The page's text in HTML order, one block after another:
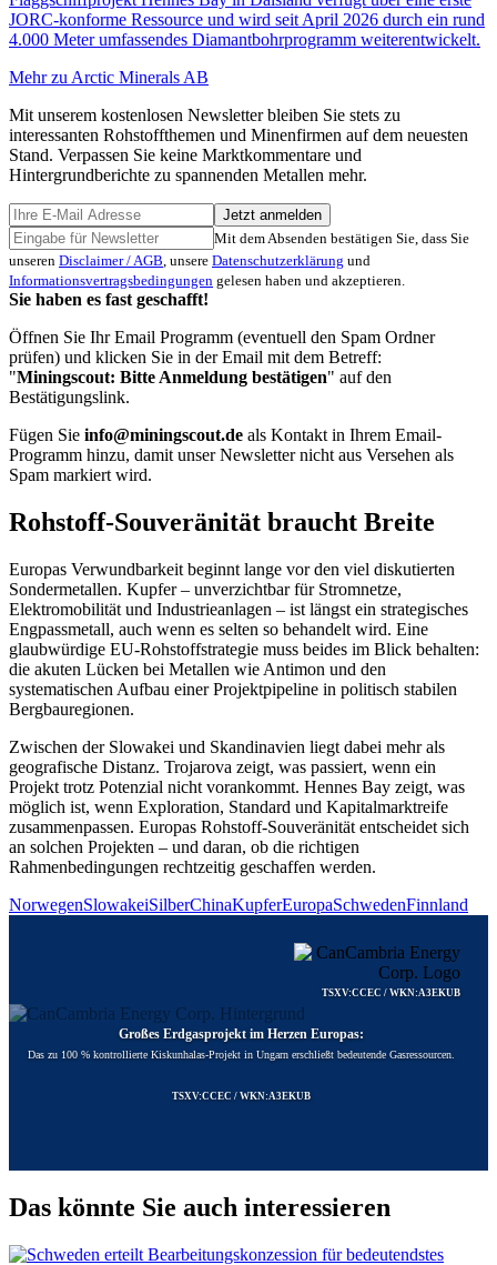
JORC-konforme Ressource und wird seit April 2026 durch ein rund
4.000 Meter umfassendes Diamantbohrprogramm weiterentwickelt.
Mehr zu Arctic Minerals AB
Mit unserem kostenlosen Newsletter bleiben Sie stets zu
interessanten Rohstoffthemen und Minenfirmen auf dem neuesten
Stand. Verpassen Sie keine Marktkommentare und
Hintergrundberichte zu spannenden Metallen mehr.
Jetzt anmelden
Mit dem Absenden bestätigen Sie, dass Sie
unseren Disclaimer / AGB, unsere Datenschutzerklärung und
Informationsvertragsbedingungen gelesen haben und akzeptieren.
Sie haben es fast geschafft!
Öffnen Sie Ihr Email Programm (eventuell den Spam Ordner
prüfen) und klicken Sie in der Email mit dem Betreff:
"Miningscout: Bitte Anmeldung bestätigen" auf den
Bestätigungslink.
Fügen Sie info@miningscout.de als Kontakt in Ihrem Email-
Programm hinzu, damit unser Newsletter nicht aus Versehen als
Spam markiert wird.
Rohstoff-Souveränität braucht Breite
Europas Verwundbarkeit beginnt lange vor den viel diskutierten
Sondermetallen. Kupfer – unverzichtbar für Stromnetze,
Elektromobilität und Industrieanlagen – ist längst ein strategisches
Engpassmetall, auch wenn es selten so behandelt wird. Eine
glaubwürdige EU-Rohstoffstrategie muss beides im Blick behalten:
die akuten Lücken bei Metallen wie Antimon und den
systematischen Aufbau einer Projektpipeline in politisch stabilen
Bergbauregionen.
Zwischen der Slowakei und Skandinavien liegt dabei mehr als
geografische Distanz. Trojarova zeigt, was passiert, wenn ein
Projekt trotz Potenzial nicht vorankommt. Hennes Bay zeigt, was
möglich ist, wenn Exploration, Standard und Kapitalmarktreife
zusammenpassen. Europas Rohstoff-Souveränität entscheidet sich
an solchen Projekten – und daran, ob die richtigen
Rahmenbedingungen rechtzeitig geschaffen werden.
NorwegenSlowakeiSilberChinaKupferEuropaSchwedenFinnland
TSXV:CCEC / WKN:A3EKUB
Großes Erdgasprojekt im Herzen Europas:
Das zu 100 % kontrollierte Kiskunhalas-Projekt in Ungarn erschließt bedeutende Gasressourcen.
TSXV:CCEC / WKN:A3EKUB
Das könnte Sie auch interessieren